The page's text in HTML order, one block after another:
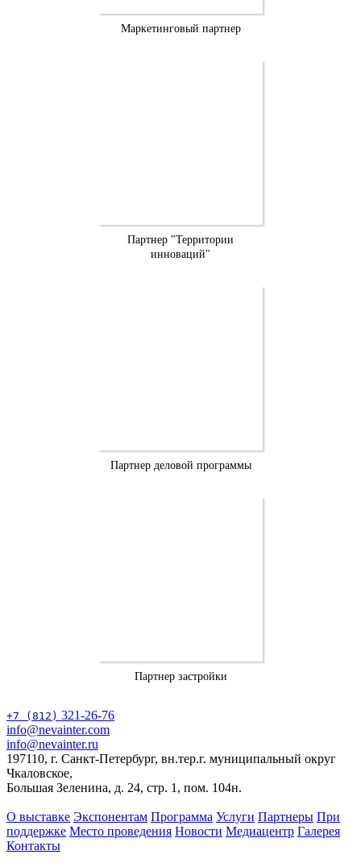
Маркетинговый партнер
Партнер "Территории
инноваций"
Партнер деловой программы
Партнер застройки
+7 (812) 321-26-76
info@nevainter.com
info@nevainter.ru
197110, г. Санкт-Петербург, вн.тер.г. муниципальный округ
Чкаловское,
Большая Зеленина, д. 24, стр. 1, пом. 104н.
О выставке Экспонентам Программа Услуги Партнеры При
поддержке Место проведения Новости Медиацентр Галерея
Контакты